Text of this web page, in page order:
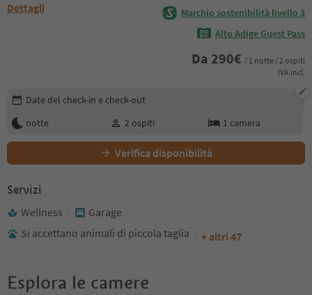
Dettagli
Marchio sostenibilità livello 3
Alto Adige Guest Pass
Da 290€ / 1 notte / 2 ospiti
IVA incl.
Modifica i dettagli della prenotazione
Date del check-in e check-out
notte
2 ospiti 1 camera
Verifica disponibilità
Servizi
Wellness
Garage
Si accettano animali di piccola taglia
+ altri 47
Esplora le camere